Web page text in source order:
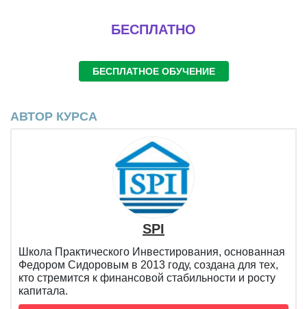
БЕСПЛАТНО
БЕСПЛАТНОЕ ОБУЧЕНИЕ
АВТОР КУРСА
SPI
Школа Практического Инвестирования, основанная
Федором Сидоровым в 2013 году, создана для тех,
кто стремится к финансовой стабильности и росту
капитала.